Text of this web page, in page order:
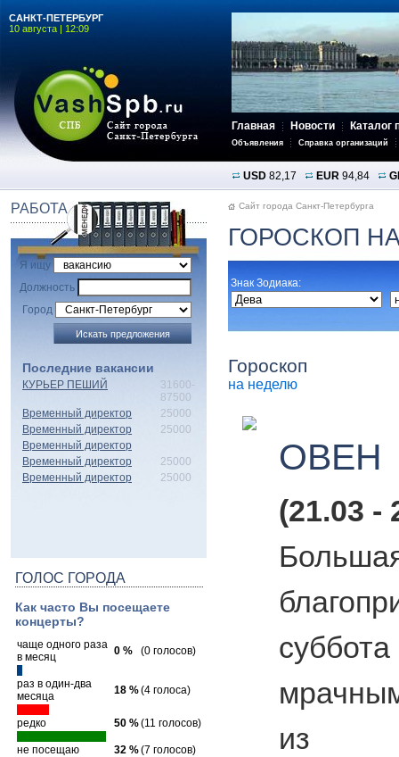
САНКТ-ПЕТЕРБУРГ
10 августа | 12:09
Главная Новости Каталог
Объявления Справка организаций
USD 82,17 EUR 94,84
РАБОТА
Я ищу
Должность
Город
Последние вакансии
КУРЬЕР ПЕШИЙ
31600-
87500
Временный директор
25000
Временный директор
25000
Временный директор
Временный директор
25000
Временный директор
25000
ГОЛОС ГОРОДА
Как часто Вы посещаете
концерты?
чаще одного раза
в месяц
0 % (0 голосов)
раз в один-два
месяца
18 %(4 голоса)
редко 50 %(11 голосов)
не посещаю 32 %(7 голосов)
Сайт города Санкт-Петербурга
ГОРОСКОП
Знак Зодиака:
Гороскоп
на неделю
ОВЕН
(21.03 -
из